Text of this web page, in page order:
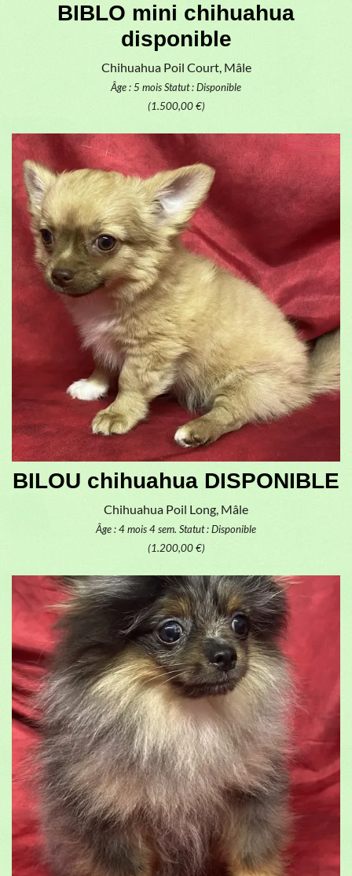
BIBLO mini chihuahua
disponible
Chihuahua Poil Court, Mâle
Âge : 5 moisStatut : Disponible
(1.500,00 €)
BILOU chihuahua DISPONIBLE
Chihuahua Poil Long, Mâle
Âge : 4 mois 4 sem. Statut : Disponible
(1.200,00 €)